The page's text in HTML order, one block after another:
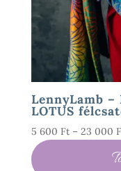
LennyLamb –
LOTUS
5 600 Ft – 23 000